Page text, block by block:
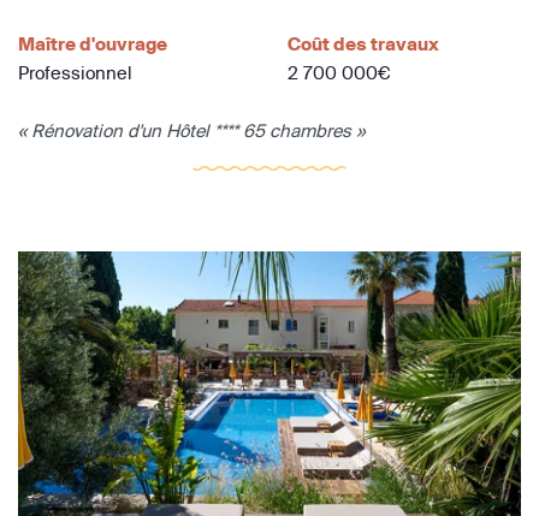
Maître d'ouvrage
Professionnel
Coût des travaux
2 700 000€
« Rénovation d'un Hôtel **** 65 chambres »